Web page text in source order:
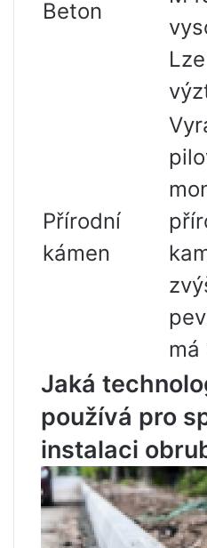
Beton
Přírodní
kámen
má
Jaká
používá pro
instalaci